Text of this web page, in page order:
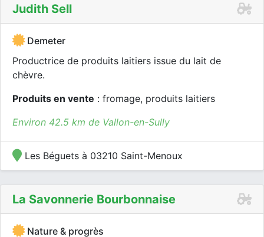
Judith Sell
Demeter
Productrice de produits laitiers issue du lait de
chèvre.
Produits en vente : fromage, produits laitiers
Environ 42.5 km de Vallon-en-Sully
Les Béguets à 03210 Saint-Menoux
La Savonnerie Bourbonnaise
Nature & progrès